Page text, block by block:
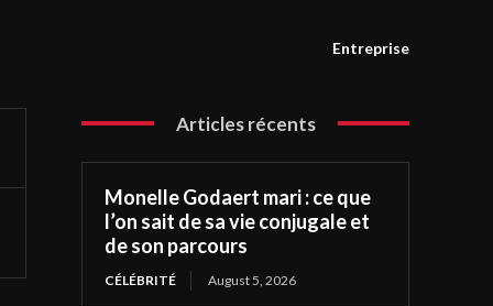
Entreprise
Articles récents
Monelle Godaert mari : ce que
l’on sait de sa vie conjugale et
de son parcours
CÉLÉBRITÉ August 5, 2026